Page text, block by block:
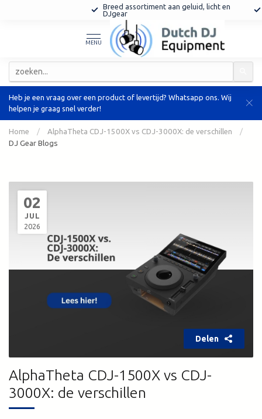
Breed assortiment aan geluid, licht en
DJgear
MENU
Heb je een vraag over een product of levertijd? Whatsapp ons. Wij
helpen je graag snel verder!
Home / AlphaTheta CDJ-1500X vs CDJ-3000X: de verschillen
/
DJ Gear Blogs
02
JUL
2026
Delen
AlphaTheta CDJ-1500X vs CDJ-
3000X: de verschillen